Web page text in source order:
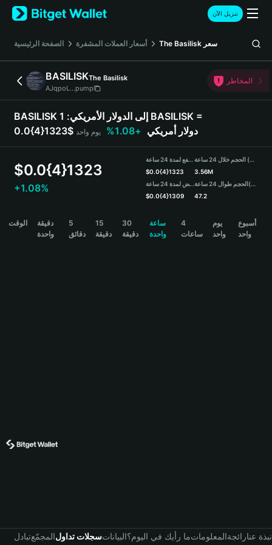
English
日本語
Русский
Español (Latinoamérica)
Türkçe
Deutsch
简体中文
Português (Portugal)
Bahasa Indonesia
বাংলা
تنزيل الآن
الصفحة الرئيسية أسعار العملات المشفرة The Basilisk سعر
BASILISKThe Basilisk
AJqpoL...pump
المخاطر
BASILISK إلى الدولار الأمريكي: 1 BASILISK =
0.0{4}1323$ دولار أمريكي +1.08% يوم واحد
$0.0{4}1323
+1.08%
مرتفع لمدة 24 ساعة
$0.0{4}1323
منخفض لمدة 24 ساعة
$0.0{4}1309
الحجم خلال 24 ساعة (BASILISK)
3.56M
الحجم طوال 24 ساعة(USDT)
47.2
الوقت
دقيقة
واحدة
5
دقائق
15
دقيقة
30
دقيقة
ساعة
واحدة
4
ساعات
يوم
واحد
أسبوع
واحد
تبادلالمجمّعسجلات تداولالبياناتما رأيك في اليوم؟المعلوماترائجةنبذة عنا